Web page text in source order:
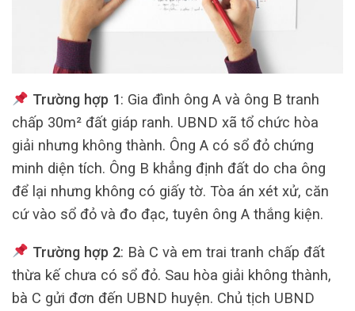
Trường hợp 1: Gia đình ông A và ông B tranh
chấp 30m² đất giáp ranh. UBND xã tổ chức hòa
giải nhưng không thành. Ông A có sổ đỏ chứng
minh diện tích. Ông B khẳng định đất do cha ông
để lại nhưng không có giấy tờ. Tòa án xét xử, căn
cứ vào sổ đỏ và đo đạc, tuyên ông A thắng kiện.
Trường hợp 2: Bà C và em trai tranh chấp đất
thừa kế chưa có sổ đỏ. Sau hòa giải không thành,
bà C gửi đơn đến UBND huyện. Chủ tịch UBND